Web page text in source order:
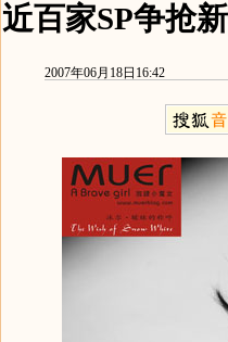
近百家SP争抢
2007年06月18日16:42